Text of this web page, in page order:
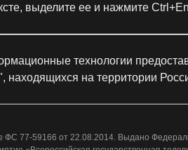
выделите ее и нажмите
технологии
находящихся на территории
77-59166 от 22.08.2014. Выдано